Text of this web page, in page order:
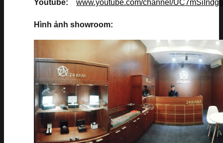
Youtube: www.youtube.com/channel/
Hình ảnh showroom: